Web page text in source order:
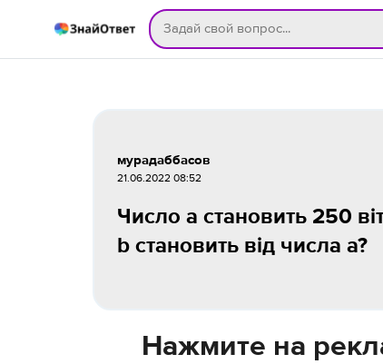
мурадаббасов
21.06.2022 08:52
Число a становить 250
b становить від числа a?
Нажмите на